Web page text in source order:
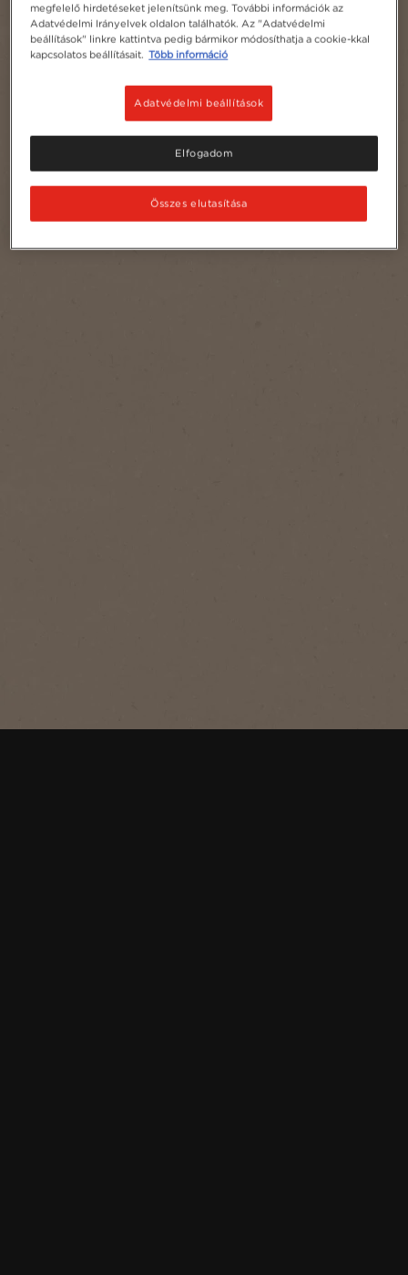
megfelelő hirdetéseket jelenítsünk meg. További információk az
Adatvédelmi Irányelvek oldalon találhatók. Az "Adatvédelmi
beállítások" linkre kattintva pedig bármikor módosíthatja a cookie-kkal
kapcsolatos beállításait. Több információ
Adatvédelmi beállítások
Összes elutasítása
Elfogadom